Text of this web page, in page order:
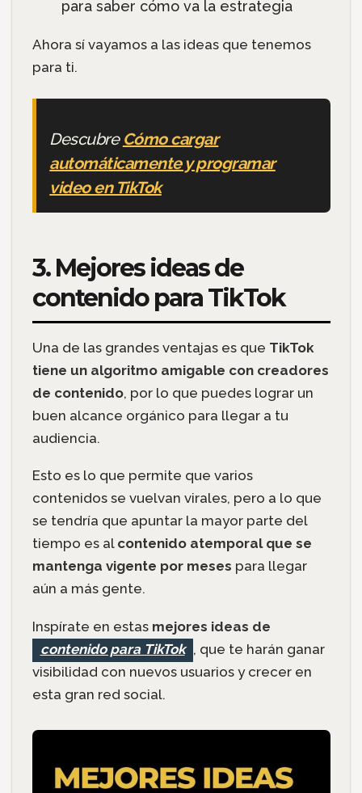
para saber cómo va la estrategia
Ahora sí vayamos a las ideas que tenemos
para ti.
Descubre Cómo cargar
automáticamente y programar
video en TikTok
3. Mejores ideas de
contenido para TikTok
Una de las grandes ventajas es que TikTok
tiene un algoritmo amigable con creadores
de contenido, por lo que puedes lograr un
buen alcance orgánico para llegar a tu
audiencia.
Esto es lo que permite que varios
contenidos se vuelvan virales, pero a lo que
se tendría que apuntar la mayor parte del
tiempo es al contenido atemporal que se
mantenga vigente por meses para llegar
aún a más gente.
Inspírate en estas mejores ideas de
contenido para TikTok , que te harán ganar
visibilidad con nuevos usuarios y crecer en
esta gran red social.